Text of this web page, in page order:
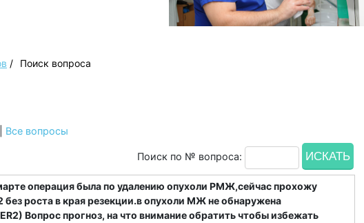
/ Поиск вопроса
Все вопросы
Поиск по № вопроса:
операция была по удалению опухоли РМЖ,сейчас прохожу
без роста в края резекции.в опухоли МЖ не обнаружена
Вопрос прогноз, на что внимание обратить чтобы избежать